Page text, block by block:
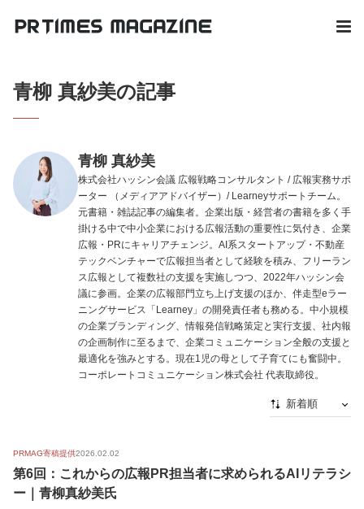
青柳 真紗美の記事
青柳 真紗美
株式会社ハッシン会議 広報戦略コンサルタント / 広報実務サポ
ーター （メディアアドバイザー）/ Learneyサポートチーム。
元書籍・雑誌記事の編集者。企業出版・経営者の書籍を多く手
掛ける中で中小企業における広報活動の重要性に気付き、企業
広報・PRにキャリアチェンジ。AI系スタートアップ・不動産
テックベンチャーで広報担当者として経験を積み、フリーラン
ス広報として複数社の支援を実施しつつ、2022年ハッシン会
議に参画。企業の広報部門立ち上げ支援のほか、伴走型eラー
ニングサービス「Learney」の開発責任者も務める。中小規模
の企業ブランディング、情報発信戦略策定と実行支援、社内報
の企画制作に至るまで、企業コミュニケーション全般の支援と
最適化を強みとする。現在1児の母として子育てにも奮闘中。
コーポレートコミュニケーション株式会社 代表取締役。
新着順
人気順
PRMAG寄稿提供2026.02.02
第6回：これからの広報PR担当者に求められるAIリテラシ
ー｜青柳真紗美氏